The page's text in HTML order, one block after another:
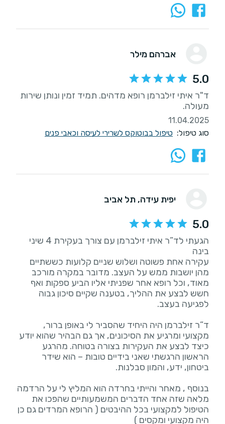
אברהם מילר
5.0
ד"ר איתי זילברמן רופא מדהים. תמיד זמין ונותן שירות
מעולה.
11.04.2025
סוג טיפול: טיפול בבוטוקס לשרירי לעיסה וכאבי פנים
יפית עידה, תל אביב
5.0
הגעתי לד”ר איתי זילברמן עם צורך בעקירת 4 שיני
עקירה אחת פשוטה ושלוש שניים קלועות כששתיים
מהן יושבות ממש על העצב. מדובר במקרה מורכב
מאוד, וכל רופא אחר שפניתי אליו הביע ספקות ואף
חשש לבצע את ההליך, בטענה שקיים סיכון גבוה
ד”ר זילברמן היה היחיד שהסביר לי באופן ברור,
מקצועי ומרגיע את הסיכונים, אך גם הבהיר שהוא יודע
כיצד לבצע את העקירות בצורה בטוחה. מהרגע
הראשון הרגשתי שאני בידיים טובות – הוא שידר
בנוסף , מאחר והייתי בחרדה הוא המליץ לי על הרדמה
מלאה שזה אחד הדברים המשמעותיים שהפכו את
הטיפול למקצועי בכל ההיבטים ( הרופא המרדים גם כן